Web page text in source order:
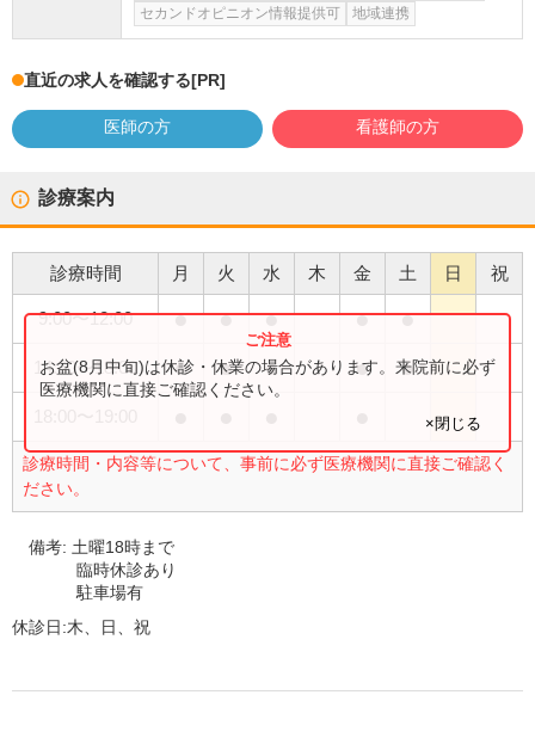
セカンドオピニオン情報提供可
地域連携
直近の求人を確認する[PR]
医師の方 看護師の方
診療案内
診療時間 月 火 水 木 金 土 日 祝
9:00〜12:00 ● ● ● ● ●
14:30〜18:00 ● ● ● ● ●
診療時間・内容等について、事前に必ず医療機関に直接ご確認く
ださい。
お盆(8月中旬)は休診・休業の場合があります。来院前に必ず
医療機関に直接ご確認ください。
×閉じる
備考: 土曜18時まで
臨時休診あり
駐車場有
休診日:木、日、祝